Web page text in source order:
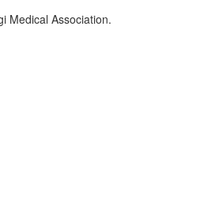
Medical Association.